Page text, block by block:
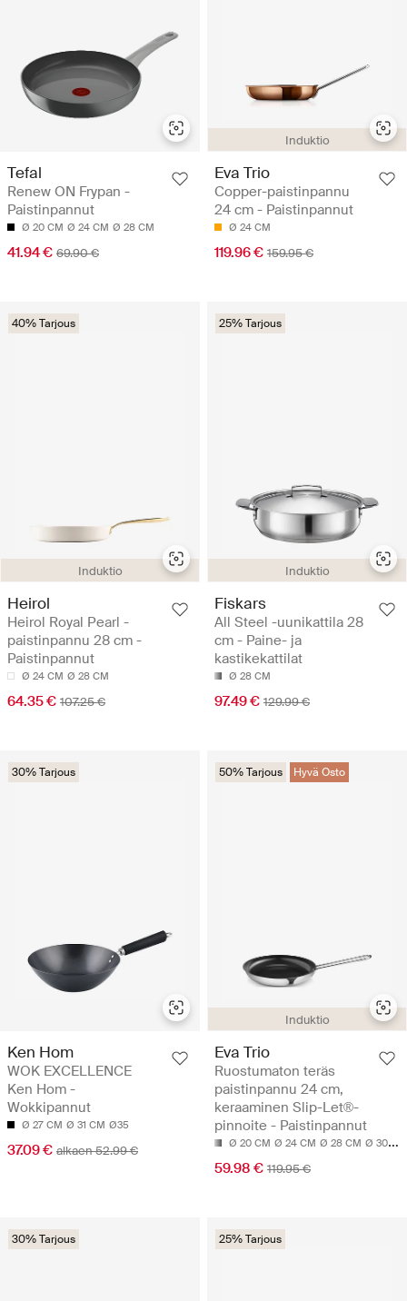
Tefal
Renew ON Frypan -
Paistinpannut
Ø 20 CM Ø 24 CM Ø 28 CM
41.94 € 69.90 €
Induktio
Eva Trio
Copper-paistinpannu
24 cm - Paistinpannut
Ø 24 CM
119.96 € 159.95 €
Induktio
40% Tarjous
Heirol
Heirol Royal Pearl -
paistinpannu 28 cm -
Paistinpannut
Ø 24 CM Ø 28 CM
64.35 € 107.25 €
Induktio
25% Tarjous
Fiskars
All Steel -uunikattila 28
cm - Paine- ja
kastikekattilat
Ø 28 CM
97.49 € 129.99 €
30% Tarjous
Ken Hom
WOK EXCELLENCE
Ken Hom -
Wokkipannut
Ø 27 CM Ø 31 CM Ø35
37.09 € alkaen 52.99 €
Induktio
50% Tarjous Hyvä Osto
Eva Trio
Ruostumaton teräs
paistinpannu 24 cm,
keraaminen Slip-Let®-
pinnoite - Paistinpannut
Ø 20 CM Ø 24 CM Ø 28 CM Ø 30 CM
59.98 € 119.95 €
30% Tarjous 25% Tarjous